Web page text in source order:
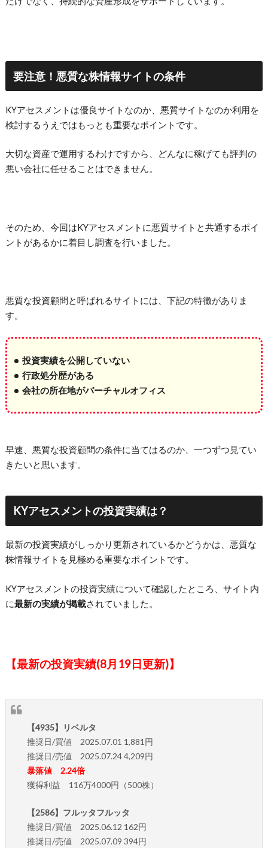
要注意！悪質な株情報サイトの条件
KYアセスメント は優良サイトなのか、悪質サイトなのか利用を
検討するうえではもっとも重要なポイントです。
大切な資産で運用するわけですから、どんなに稼げても評判の
悪い会社に任せることはできません。
そのため、今回はKYアセスメントに悪質サイトと共通するポイ
ントがあるかに着目し調査を行いました。
悪質な投資顧問と呼ばれるサイトには、下記の特徴がありま
す。
投資実績を公開していない
行政処分歴がある
会社の所在地がバーチャルオフィス
早速、悪質な投資顧問の条件に当てはるのか、一つずつ見てい
きたいと思います。
KYアセスメントの投資実績は？
最新の投資実績がしっかり更新されているかどうかは、悪質な
株情報サイトを見極める重要なポイントです。
KYアセスメントの投資実績について確認したところ、サイト内
に最新の実績が掲載されていました。
【最新の投資実績(8月19日更新)】
【4935】リベルタ
推奨日/買値 2025.07.01 1,881円
推奨日/売値 2025.07.24 4,209円
暴落値 2.24倍
獲得利益 116万4000円（500株）
【2586】フルッタフルッタ
推奨日/買値 2025.06.12 162円
推奨日/売値 2025.07.09 394円